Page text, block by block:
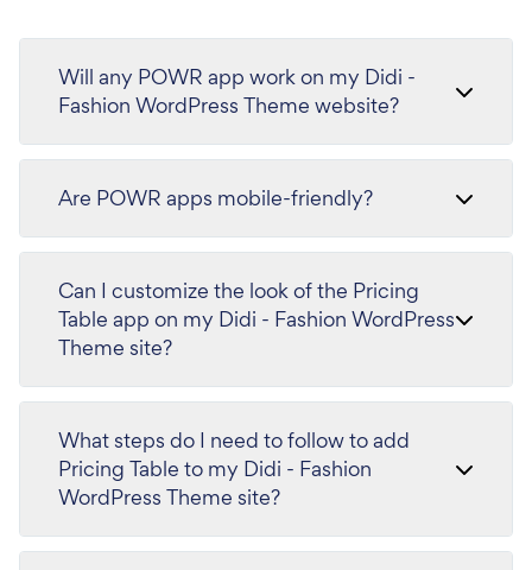
Will any POWR app work on my Didi -
Fashion WordPress Theme website?
Are POWR apps mobile-friendly?
Can I customize the look of the Pricing
Table app on my Didi - Fashion WordPress
Theme site?
What steps do I need to follow to add
Pricing Table to my Didi - Fashion
WordPress Theme site?